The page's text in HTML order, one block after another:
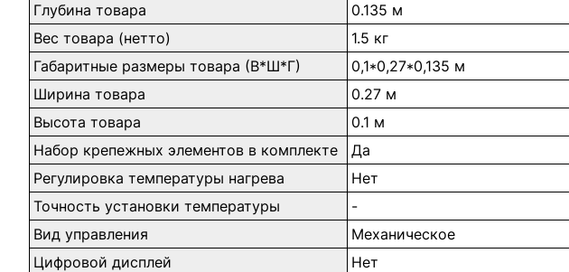
Глубина товара
0.135 м
Вес товара (нетто)
1.5 кг
Габаритные размеры товара (В*Ш*Г)
0,1*0,27*0,135 м
Ширина товара
0.27 м
Высота товара
0.1 м
Набор крепежных элементов в комплекте
Да
Регулировка температуры нагрева
Нет
Точность установки температуры
-
Вид управления
Механическое
Цифровой дисплей
Нет